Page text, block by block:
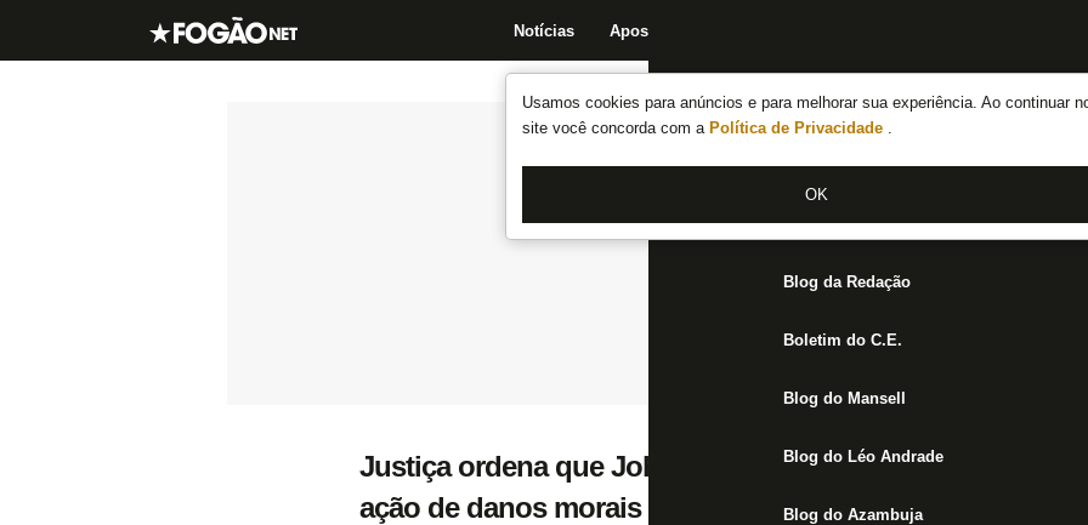
Usamos cookies para anúncios e para melhorar sua experiência. Ao continuar
site você concorda com a Política de Privacidade .
OK
Notícias Apostas
Notícias do Botafogo
Fórum
Jogos
Blog da Redação
Boletim do C.E.
Blog do Mansell
Blog do Léo Andrade
Blog do Azambuja
Justiça ordena que John Textor seja notificado no
ação de danos morais movida por Ednaldo Rodrigues